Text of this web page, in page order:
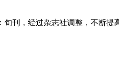
刊，经过杂志社调整，不断